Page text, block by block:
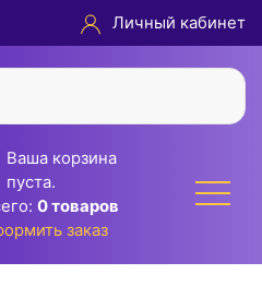
Личный кабинет
Ваша корзина
пуста.
0 товаров
заказ